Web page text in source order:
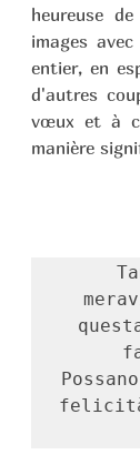
heureuse
images
entier, en
d'autres
vœux et à
manière